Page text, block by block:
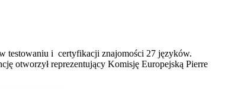
testowaniu i certyfikacji znajomości 27 języków.
otworzył reprezentujący Komisję Europejską Pierre